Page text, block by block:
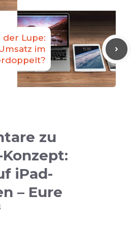
Lupe:
im
zu
Konzept:
iPad-
– Eure